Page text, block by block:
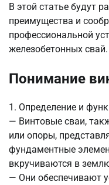
В этой статье будут
преимущества и
профессиональной
железобетонных свай.
Понимание
1. Определение и
— Винтовые сваи,
или опоры,
фундаментные
вкручиваются в
— Они обеспечивают